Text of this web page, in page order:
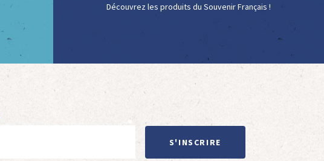
Découvrez les produits du Souvenir Français !
S'INSCRIRE